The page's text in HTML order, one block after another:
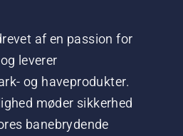
af en passion for
leverer
og haveprodukter.
møder sikkerhed
banebrydende